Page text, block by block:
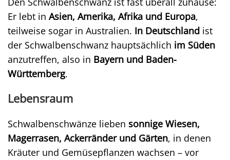
Er lebt in Asien, Amerika, Afrika und Europa,
teilweise sogar in Australien. In Deutschland ist
der Schwalbenschwanz hauptsächlich im Süden
anzutreffen, also in Bayern und Baden-
Württemberg.
Lebensraum
Schwalbenschwänze lieben sonnige Wiesen,
Magerrasen, Ackerränder und Gärten, in denen
Kräuter und Gemüsepflanzen wachsen – vor